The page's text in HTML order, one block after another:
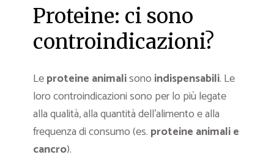
Proteine: ci sono
controindicazioni?
Leproteine animalisono indispensabili. Le
loro controindicazioni sono per lo più legate
alla qualità, alla quantità dell’alimento e alla
frequenza di consumo (es. proteine animali e
cancro).